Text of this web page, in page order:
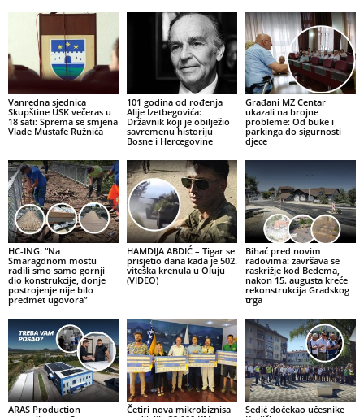
Vanredna sjednica
Skupštine USK večeras u
18 sati: Sprema se smjena
Vlade Mustafe Ružnića
101 godina od rođenja
Alije Izetbegovića:
Državnik koji je obilježio
savremenu historiju
Bosne i Hercegovine
Građani MZ Centar
ukazali na brojne
probleme: Od buke i
parkinga do sigurnosti
djece
HC-ING: “Na
Smaragdnom mostu
radili smo samo gornji
dio konstrukcije, donje
postrojenje nije bilo
predmet ugovora”
HAMDIJA ABDIĆ – Tigar se
prisjetio dana kada je 502.
viteška krenula u Oluju
(VIDEO)
Bihać pred novim
radovima: završava se
raskrižje kod Bedema,
nakon 15. augusta kreće
rekonstrukcija Gradskog
trga
ARAS Production
Četiri nova mikrobiznisa
Sedić dočekao učesnike